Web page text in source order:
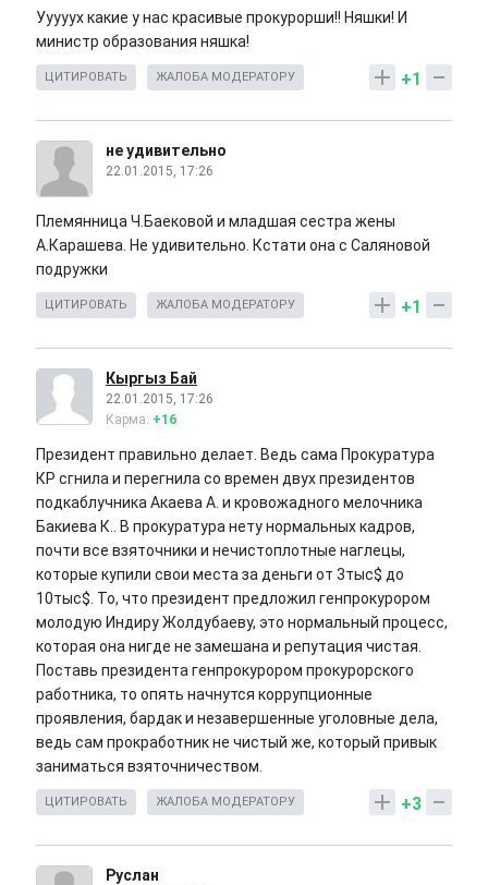
Ууууух какие у нас красивые прокурорши!! Няшки! И
министр образования няшка!
+1
ЦИТИРОВАТЬ ЖАЛОБА МОДЕРАТОРУ
не удивительно
22.01.2015, 17:26
Племянница Ч.Баековой и младшая сестра жены
А.Карашева. Не удивительно. Кстати она с Саляновой
подружки
+1
ЦИТИРОВАТЬ ЖАЛОБА МОДЕРАТОРУ
Кыргыз Бай
22.01.2015, 17:26
Карма: +16
Президент правильно делает. Ведь сама Прокуратура
КР сгнила и перегнила со времен двух президентов
подкаблучника Акаева А. и кровожадного мелочника
Бакиева К.. В прокуратура нету нормальных кадров,
почти все взяточники и нечистоплотные наглецы,
которые купили свои места за деньги от 3тыс$ до
10тыс$. То, что президент предложил генпрокурором
молодую Индиру Жолдубаеву, это нормальный процесс,
которая она нигде не замешана и репутация чистая.
Поставь президента генпрокурором прокурорского
работника, то опять начнутся коррупционные
проявления, бардак и незавершенные уголовные дела,
ведь сам прокработник не чистый же, который привык
заниматься взяточничеством.
+3
ЦИТИРОВАТЬ ЖАЛОБА МОДЕРАТОРУ
Руслан